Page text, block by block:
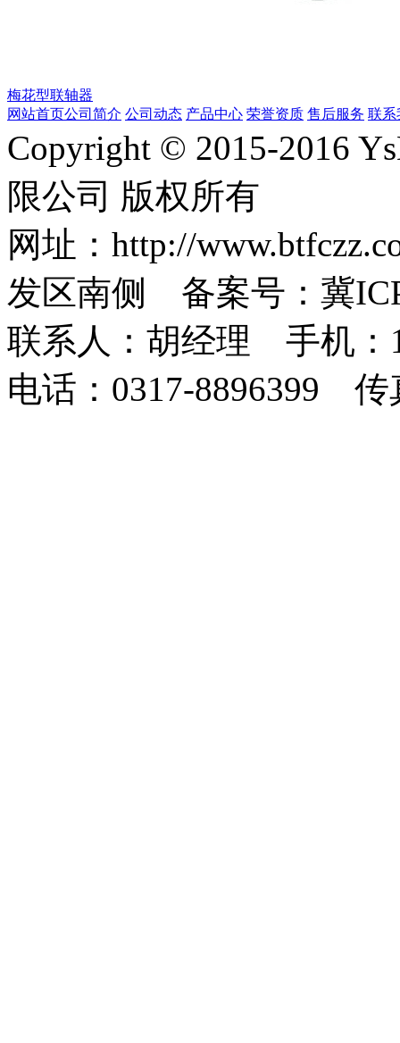
梅花型联轴器
网站首页公司简介 公司动态 产品中心 荣誉资质 售后服务 联系
Copyright © 2015-2016
限公司 版权所有
网址：http://
发区南侧 备案号：冀
联系人：胡经理 手机
电话：0317-8896399